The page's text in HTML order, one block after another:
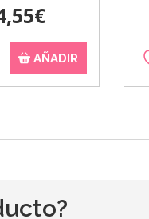
AÑADIR